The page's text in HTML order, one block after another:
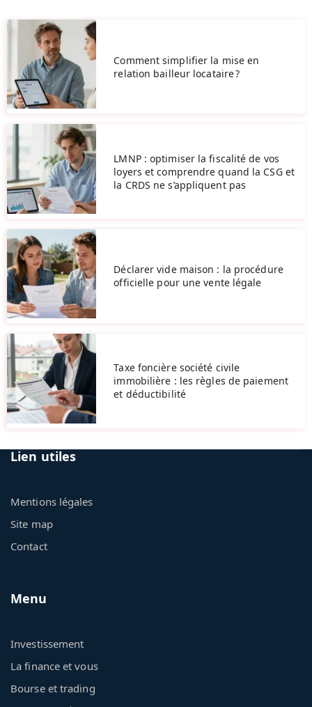
Comment simplifier la mise en
relation bailleur locataire ?
LMNP : optimiser la fiscalité de vos
loyers et comprendre quand la CSG et
la CRDS ne s’appliquent pas
Déclarer vide maison : la procédure
officielle pour une vente légale
Taxe foncière société civile
immobilière : les règles de paiement
et déductibilité
Lien utiles
Mentions légales
Site map
Contact
Menu
Investissement
La finance et vous
Bourse et trading